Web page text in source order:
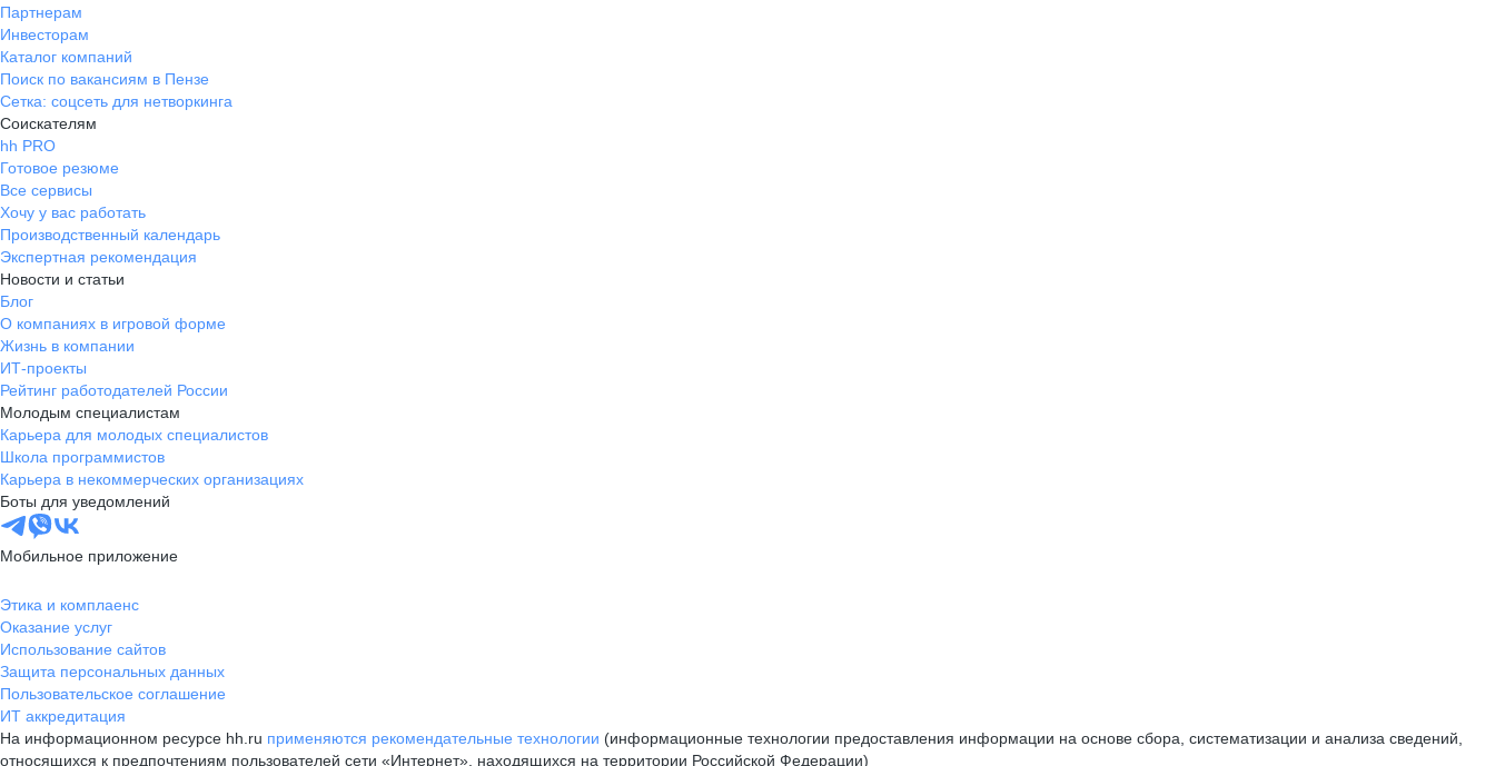
Партнерам
Инвесторам
Каталог компаний
Поиск по вакансиям в Пензе
Сетка: соцсеть для нетворкинга
Соискателям
hh PRO
Готовое резюме
Все сервисы
Хочу у вас работать
Производственный календарь
Экспертная рекомендация
Новости и статьи
Блог
О компаниях в игровой форме
Жизнь в компании
ИТ-проекты
Рейтинг работодателей России
Молодым специалистам
Карьера для молодых специалистов
Школа программистов
Карьера в некоммерческих организациях
Боты для уведомлений
Мобильное приложение
Этика и комплаенс
Оказание услуг
Использование сайтов
Защита персональных данных
Пользовательское соглашение
ИТ аккредитация
На информационном ресурсе hh.ru применяются рекомендательные технологии (информационные технологии предоставления информации на основе сбора, систематизации и анализа сведений,
относящихся к предпочтениям пользователей сети «Интернет», находящихся на территории Российской Федерации)